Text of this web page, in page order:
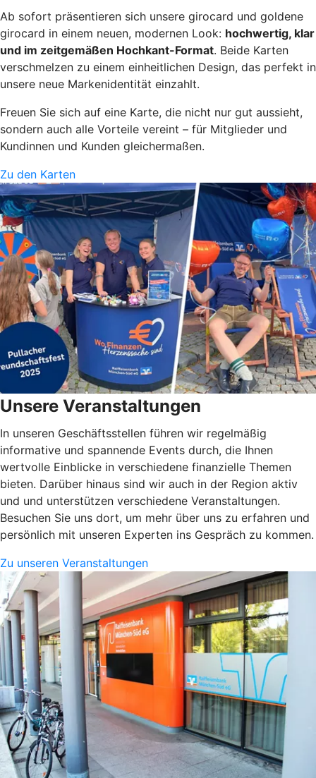
Ab sofort präsentieren sich unsere girocard und goldene
girocard in einem neuen, modernen Look: hochwertig, klar
und im zeitgemäßen Hochkant-Format. Beide Karten
verschmelzen zu einem einheitlichen Design, das perfekt in
unsere neue Markenidentität einzahlt.
Freuen Sie sich auf eine Karte, die nicht nur gut aussieht,
sondern auch alle Vorteile vereint – für Mitglieder und
Kundinnen und Kunden gleichermaßen.
Zu den Karten
Unsere Veranstaltungen
In unseren Geschäftsstellen führen wir regelmäßig
informative und spannende Events durch, die Ihnen
wertvolle Einblicke in verschiedene finanzielle Themen
bieten. Darüber hinaus sind wir auch in der Region aktiv
und und unterstützen verschiedene Veranstaltungen.
Besuchen Sie uns dort, um mehr über uns zu erfahren und
persönlich mit unseren Experten ins Gespräch zu kommen.
Zu unseren Veranstaltungen